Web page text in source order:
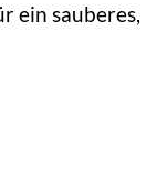
ein sauberes,